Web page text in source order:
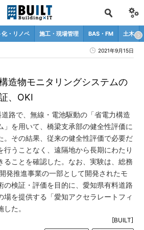
化・リノベ 施工・現場管理 BAS・FM 土木
2021年9月15日
造物モニタリングシステムの
、OKI
路で、無線・電池駆動の「省電力構造
」を用いて、橋梁支承部の健全性評価に
。その結果、従来の健全性評価で必要だ
行うことなく、遠隔地から長期にわたり
ることを確認した。なお、実験は、総務
発推進事業の一部として開発されたモ
の検証・評価を目的に、愛知県有料道路
場を提供する「愛知アクセラレートフィ
た。
[BUILT]